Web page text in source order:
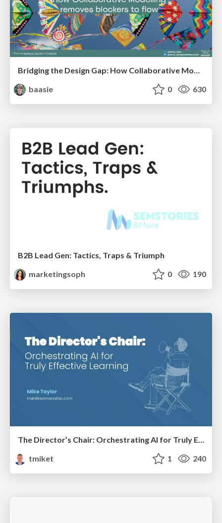
Bridging the Design Gap: How Collaborative Modelling removes blockers to flow between stakeholders and teams @FastFlow conf
baasie
0 630
B2B Lead Gen: Tactics, Traps & Triumph
marketingsoph
0 190
The Director’s Chair: Orchestrating AI for Truly Effective Learning
tmiket
1 240